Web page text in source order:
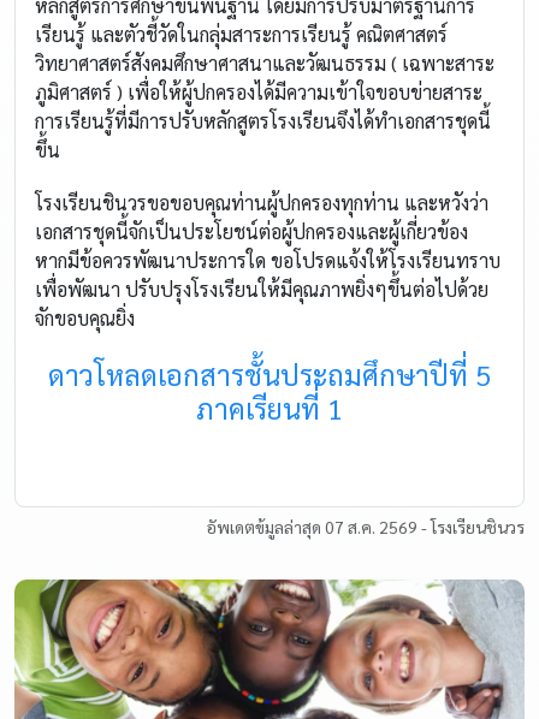
หลักสูตรการศึกษาขั้นพื้นฐาน โดยมีการปรับมาตรฐานการ
เรียนรู้ และตัวชี้วัดในกลุ่มสาระการเรียนรู้ คณิตศาสตร์
วิทยาศาสตร์สังคมศึกษาศาสนาและวัฒนธรรม ( เฉพาะสาระ
ภูมิศาสตร์ ) เพื่อให้ผู้ปกครองได้มีความเข้าใจขอบข่ายสาระ
การเรียนรู้ที่มีการปรับหลักสูตรโรงเรียนจึงได้ทำเอกสารชุดนี้
ขึ้น
โรงเรียนชินวรขอขอบคุณท่านผู้ปกครองทุกท่าน และหวังว่า
เอกสารชุดนี้จักเป็นประโยชน์ต่อผู้ปกครองและผู้เกี่ยวข้อง
หากมีข้อควรพัฒนาประการใด ขอโปรดแจ้งให้โรงเรียนทราบ
เพื่อพัฒนา ปรับปรุงโรงเรียนให้มีคุณภาพยิ่งๆขึ้นต่อไปด้วย
จักขอบคุณยิ่ง
ดาวโหลดเอกสารชั้นประถมศึกษาปีที่ 5
ภาคเรียนที่ 1
อัพเดตข้มูลล่าสุด 07 ส.ค. 2569 - โรงเรียนชินวร